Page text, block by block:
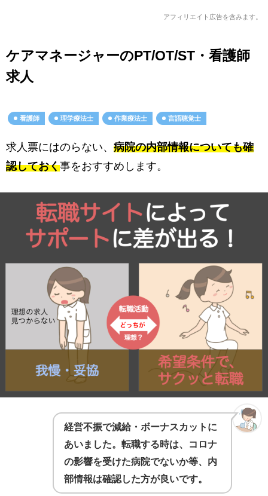
アフィリエイト広告を含みます。
ケアマネージャーのPT/OT/ST・看護師
求人
看護師 理学療法士 作業療法士 言語聴覚士
求人票にはのらない、 病院の内部情報についても確
認しておく事をおすすめします。
経営不振で減給・ボーナスカットに
あいました。転職する時は、コロナ
の影響を受けた病院でないか等、内
部情報は確認した方が良いです。